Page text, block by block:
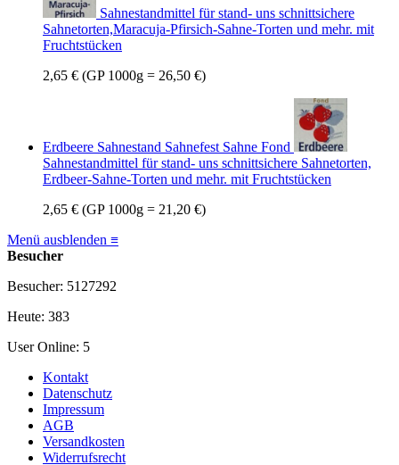
Sahnestandmittel für stand- uns schnittsichere
Sahnetorten,Maracuja-Pfirsich-Sahne-Torten und mehr. mit
Fruchtstücken
2,65 € (GP 1000g = 26,50 €)
Erdbeere Sahnestand Sahnefest Sahne Fond
Sahnestandmittel für stand- uns schnittsichere Sahnetorten,
Erdbeer-Sahne-Torten und mehr. mit Fruchtstücken
2,65 € (GP 1000g = 21,20 €)
Menü ausblenden ≡
Besucher
Besucher: 5127292
Heute: 383
User Online: 5
Kontakt
Datenschutz
Impressum
AGB
Versandkosten
Widerrufsrecht